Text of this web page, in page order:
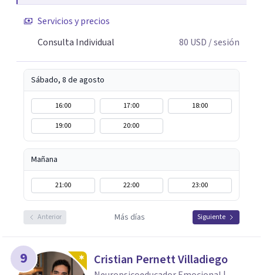
Servicios y precios
Consulta Individual
80 USD / sesión
Sábado, 8 de agosto
16:00 17:00
18:00
19:00
20:00
Mañana
21:00 22:00 23:00
Anterior Más días Siguiente
9 Cristian Pernett Villadiego